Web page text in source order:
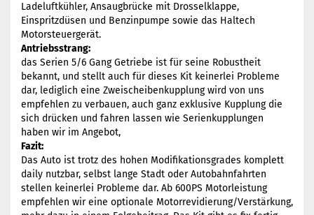
Ladeluftkühler, Ansaugbrücke mit Drosselklappe,
Einspritzdüsen und Benzinpumpe sowie das Haltech
Motorsteuergerät.
Antriebsstrang:
das Serien 5/6 Gang Getriebe ist für seine Robustheit
bekannt, und stellt auch für dieses Kit keinerlei Probleme
dar, lediglich eine Zweischeibenkupplung wird von uns
empfehlen zu verbauen, auch ganz exklusive Kupplung die
sich drücken und fahren lassen wie Serienkupplungen
haben wir im Angebot,
Fazit:
Das Auto ist trotz des hohen Modifikationsgrades komplett
daily nutzbar, selbst lange Stadt oder Autobahnfahrten
stellen keinerlei Probleme dar. Ab 600PS Motorleistung
empfehlen wir eine optionale Motorrevidierung/Verstärkung,